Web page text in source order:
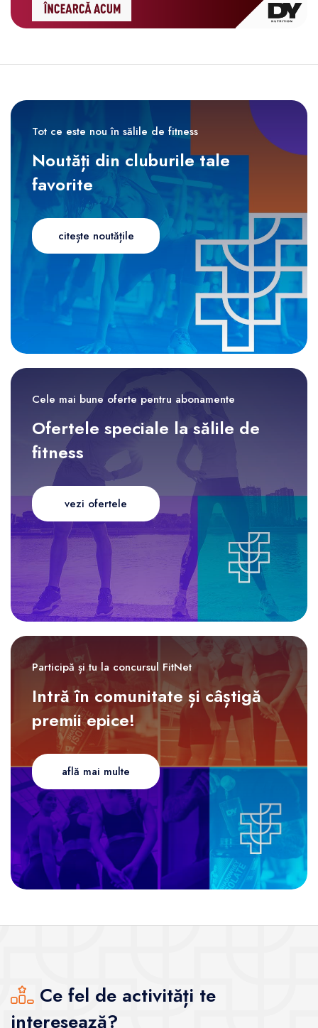
Tot ce este nou în sălile de fitness
Noutăți din cluburile tale
favorite
citește noutățile
Cele mai bune oferte pentru abonamente
Ofertele speciale la sălile de
fitness
vezi ofertele
Participă și tu la concursul FitNet
Intră în comunitate și câștigă
premii epice!
află mai multe
Ce fel de activități te
interesează?